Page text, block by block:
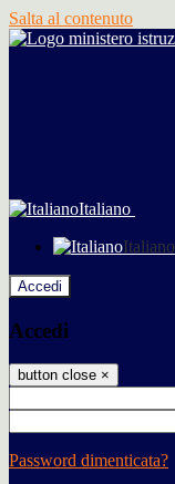
Salta al contenuto
Italiano
Italiano
Accedi
Accedi
button close ×
Password dimenticata?